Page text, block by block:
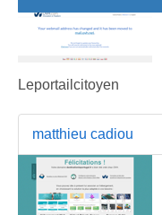
Leportailcitoyen
matthieu cadiou